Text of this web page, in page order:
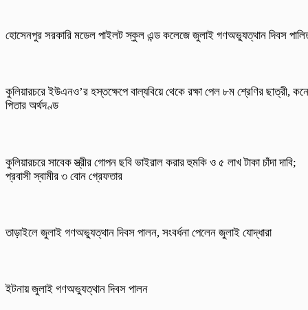
হোসেনপুর সরকারি মডেল পাইলট স্কুল এন্ড কলেজে জুলাই গণঅভ্যুত্থান দিবস
কুলিয়ারচরে ইউএনও’র হস্তক্ষেপে বাল্যবিয়ে থেকে রক্ষা পেল ৮ম শ্রেণির ছাত্রী,
পিতার অর্থদণ্ড
কুলিয়ারচরে সাবেক স্ত্রীর গোপন ছবি ভাইরাল করার হুমকি ও ৫ লাখ টাকা চাঁদা দাবি;
প্রবাসী স্বামীর ৩ বোন গ্রেফতার
তাড়াইলে জুলাই গণঅভ্যুত্থান দিবস পালন, সংবর্ধনা পেলেন জুলাই যোদ্ধারা
ইটনায় জুলাই গণঅভ্যুত্থান দিবস পালন